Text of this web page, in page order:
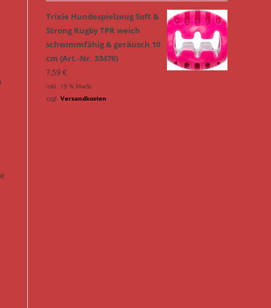
Trixie Hundespielzeug Soft &
Strong Rugby TPR weich
schwimmfähig & geräusch 10
cm (Art.-Nr. 33476)
7,59€
inkl. 19 % MwSt.
zzgl. Versandkosten